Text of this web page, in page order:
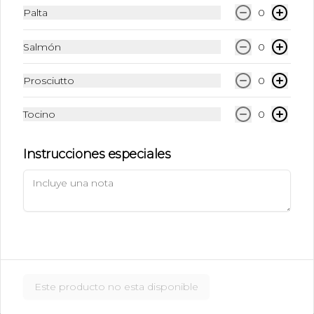
Ice Caramel Macchiatto
Shot Ristreto + Leche + Syrup + Hielo
$5.490
Palta 0
Salmón 0
Prosciutto 0
Tocino 0
Instrucciones especiales
Este producto no esta disponible